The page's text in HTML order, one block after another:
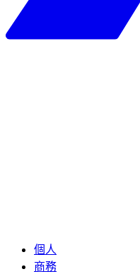
個人
商務